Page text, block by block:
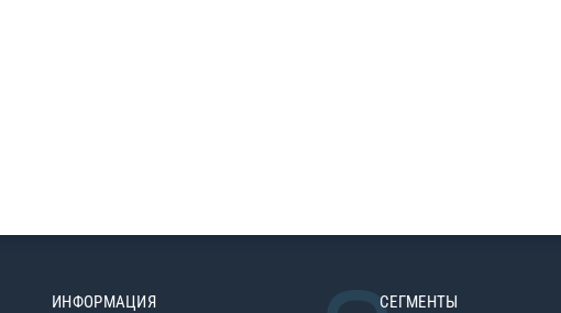
ИНФОРМАЦИЯ СЕГМЕНТЫ